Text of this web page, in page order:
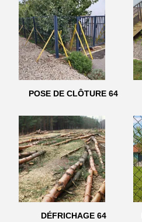
POSE DE CLÔTURE 64
DÉFRICHAGE 64